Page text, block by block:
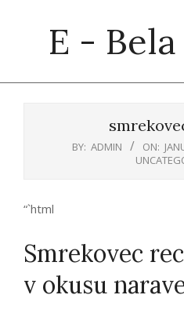
E -
BY: ADMIN ON:
“`html
Smrekovec
v okusu